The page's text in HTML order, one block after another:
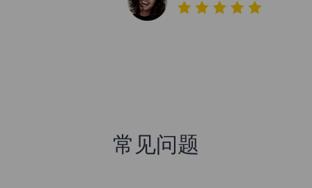
常见问题